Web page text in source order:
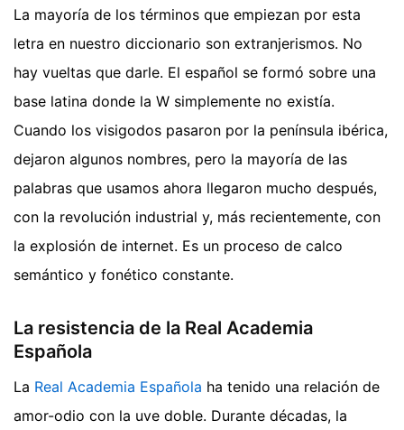
La mayoría de los términos que empiezan por esta
letra en nuestro diccionario son extranjerismos. No
hay vueltas que darle. El español se formó sobre una
base latina donde la W simplemente no existía.
Cuando los visigodos pasaron por la península ibérica,
dejaron algunos nombres, pero la mayoría de las
palabras que usamos ahora llegaron mucho después,
con la revolución industrial y, más recientemente, con
la explosión de internet. Es un proceso de calco
semántico y fonético constante.
La resistencia de la Real Academia
Española
La Real Academia Española ha tenido una relación de
amor-odio con la uve doble. Durante décadas, la